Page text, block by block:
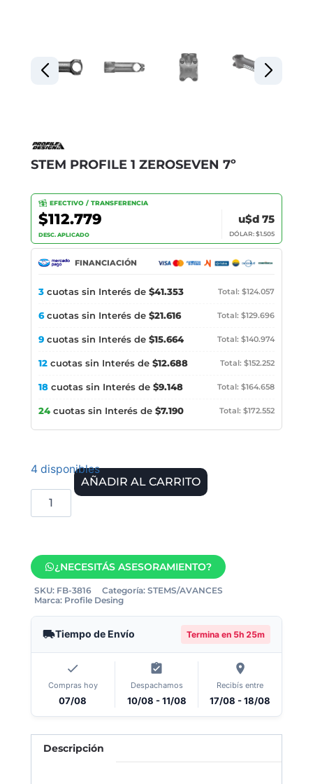
STEM PROFILE 1 ZEROSEVEN 7º
EFECTIVO / TRANSFERENCIA
$112.779
DESC. APLICADO
u$d 75
DÓLAR: $1.505
FINANCIACIÓN
3 cuotas sin Interés de $41.353 Total: $124.057
6cuotas sin Interés de $21.616 Total: $129.696
9 cuotas sin Interés de $15.664 Total: $140.974
12 cuotas sin Interés de $12.688 Total: $152.252
18 cuotas sin Interés de $9.148 Total: $164.658
24 cuotas sin Interés de $7.190 Total: $172.552
4 disponibles
AÑADIR AL CARRITO
¿NECESITÁS ASESORAMIENTO?
SKU: FB-3816 Categoría: STEMS/AVANCES
Marca: Profile Desing
Tiempo de Envío Termina en 5h 25m
Compras hoy
07/08
Despachamos
10/08 - 11/08
Recibís entre
17/08 - 18/08
Descripción